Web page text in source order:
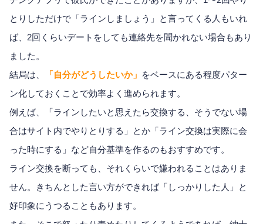
とりしただけで「ラインしましょう」と言ってくる人もいれ
ば、2回くらいデートをしても連絡先を聞かれない場合もあり
ました。
結局は、
「自分がどうしたいか」 をベースにある程度パター
ン化しておくことで効率よく進められます。
例えば、「ラインしたいと思えたら交換する、そうでない場
合はサイト内でやりとりする」とか「ライン交換は実際に会
った時にする」など自分基準を作るのもおすすめです。
ライン交換を断っても、それくらいで嫌われることはありま
せん。きちんとした言い方ができれば「しっかりした人」と
好印象にうつることもあります。